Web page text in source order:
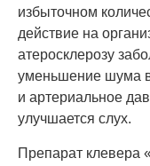
избыточном
действие на
атеросклерозу
уменьшение шума
и артериальное
улучшается слух.
Препарат клевера